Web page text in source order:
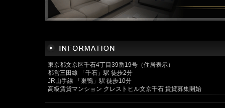
東京都文京区千石4丁目39番19号（住居表示）
都営三田線 「千石」駅 徒歩2分
JR山手線 「巣鴨」駅 徒歩10分
高級賃貸マンション クレストヒル文京千石 賃貸募集開始